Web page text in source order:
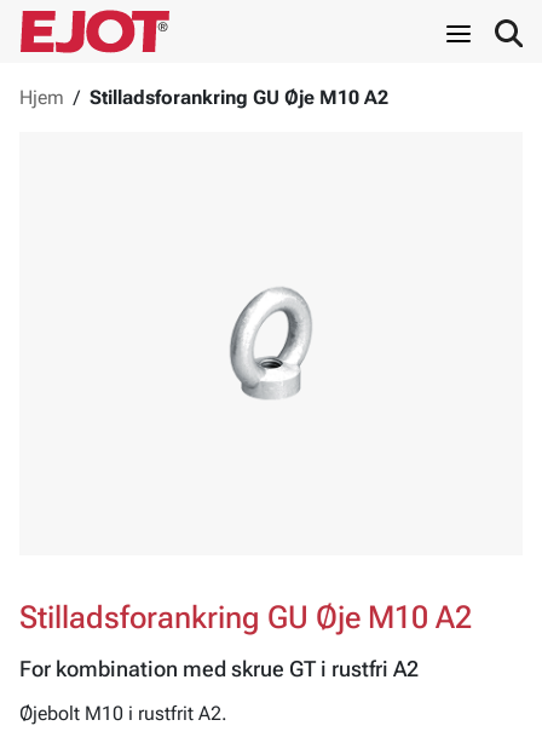
Hjem / Stilladsforankring GU Øje M10 A2
Stilladsforankring GU Øje M10 A2
For kombination med skrue GT i rustfri A2
Øjebolt M10 i rustfrit A2.